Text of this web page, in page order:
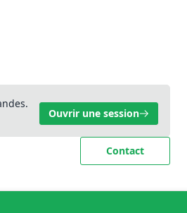
Ouvrir une session
Contact